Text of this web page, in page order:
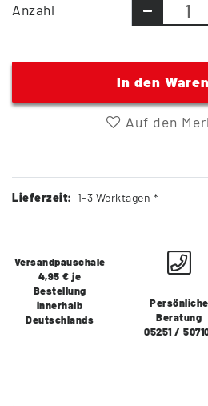
Anzahl
In den
Auf den
Lieferzeit: 1-3 Werktagen *
Versandpauschale
4,95 € je
Bestellung
innerhalb
Deutschlands
Persönliche
Beratung
05251 /